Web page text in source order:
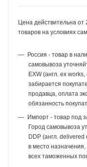
Цена действительна от
товаров на условиях
Россия - товар в
самовывоза
EXW (англ. ex
забирается
продавца, оплата
обязанность
Импорт - товар под
Город самовывоза
DDP (англ. delivered
в место
всех таможенных